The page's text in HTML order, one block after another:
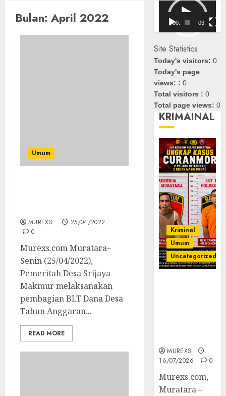
Bulan: April 2022
Umum
MUREXS
25/04/2022
0
Murexs.com Muratara–
Senin (25/04/2022),
Pemeritah Desa Srijaya
Makmur melaksanakan
pembagian BLT Dana Desa
Tahun Anggaran...
READ MORE
Pemutar
Video
00:00 03:08
Site Statistics
Today's visitors:0
Today's page
views: :0
Total visitors :0
Total page views:0
KRIMAINAL
Kriminal
Umum
Uncategorized
MUREXS
16/07/2026
0
Murexs.com,
Muratara –